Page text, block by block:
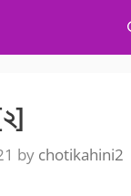
by chotikahini2